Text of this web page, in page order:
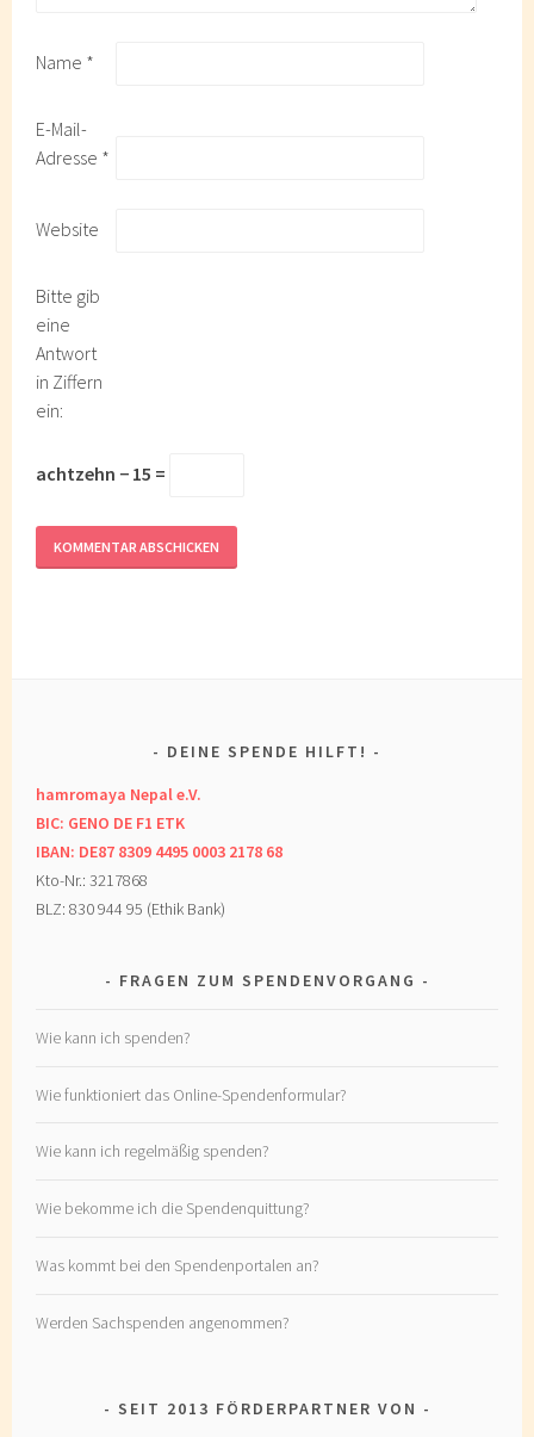
Name *
E-Mail-
Adresse *
Website
Bitte gib
eine
Antwort
in Ziffern
ein:
achtzehn − 15 =
DEINE SPENDE HILFT!
hamromaya Nepal e.V.
BIC: GENO DE F1 ETK
IBAN: DE87 8309 4495 0003 2178 68
Kto-Nr.: 3217868
BLZ: 830 944 95 (Ethik Bank)
FRAGEN ZUM SPENDENVORGANG
Wie kann ich spenden?
Wie funktioniert das Online-Spendenformular?
Wie kann ich regelmäßig spenden?
Wie bekomme ich die Spendenquittung?
Was kommt bei den Spendenportalen an?
Werden Sachspenden angenommen?
SEIT 2013 FÖRDERPARTNER VON